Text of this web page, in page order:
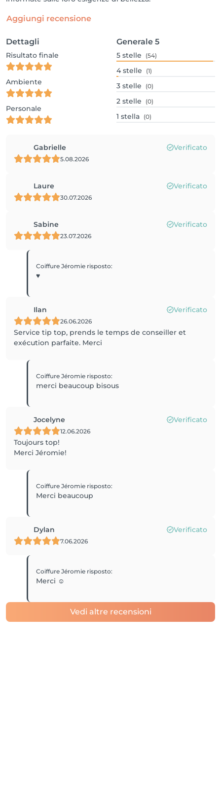
Aggiungi recensione
Dettagli
Risultato finale
Ambiente
Personale
Generale 5
5 stelle (54)
4 stelle (1)
3 stelle (0)
2 stelle (0)
1 stella (0)
Gabrielle Verificato
5.08.2026
Laure Verificato
30.07.2026
Sabine Verificato
23.07.2026
Coiffure Jéromie risposto:
♥️
Ilan Verificato
26.06.2026
Service tip top, prends le temps de conseiller et
exécution parfaite. Merci
Coiffure Jéromie risposto:
merci beaucoup bisous
Jocelyne Verificato
12.06.2026
Toujours top!
Merci Jéromie!
Coiffure Jéromie risposto:
Merci beaucoup
Dylan Verificato
7.06.2026
Coiffure Jéromie risposto:
Merci ☺️
Vedi altre recensioni